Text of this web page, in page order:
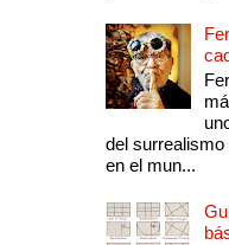
del
en el mun...